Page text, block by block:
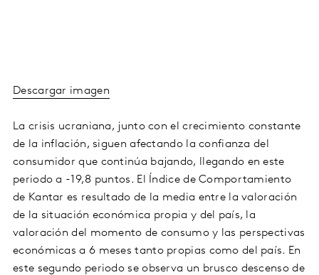
Descargar imagen
La crisis ucraniana, junto con el crecimiento constante
de la inflación, siguen afectando la confianza del
consumidor que continúa bajando, llegando en este
periodo a -19,8 puntos. El Índice de Comportamiento
de Kantar es resultado de la media entre la valoración
de la situación económica propia y del país, la
valoración del momento de consumo y las perspectivas
económicas a 6 meses tanto propias como del país. En
este segundo periodo se observa un brusco descenso de